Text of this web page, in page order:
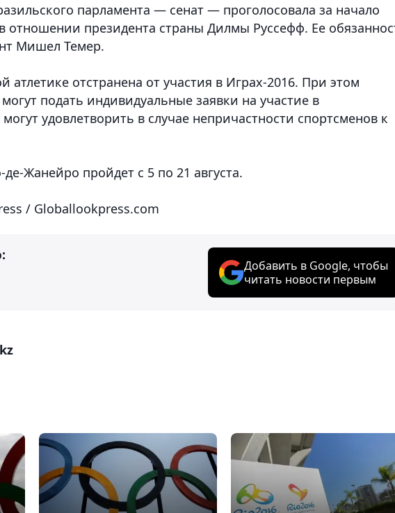
парламента — сенат — проголосовала за начало
отношении президента страны Дилмы Руссефф. Ее
Мишел Темер.
атлетике отстранена от участия в Играх-2016. При этом
подать индивидуальные заявки на участие в
удовлетворить в случае непричастности спортсменов к
Жанейро пройдет с 5 по 21 августа.
/ Globallookpress.com
Добавить в Google, чтобы
читать новости первым